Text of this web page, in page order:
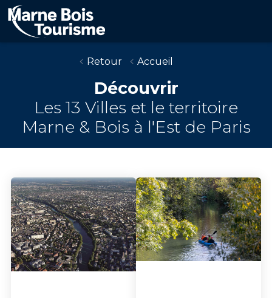
Aller
au
contenu
principal
Retour
Accueil
Découvrir
Les 13 Villes et le territoire
Marne & Bois à l'Est de Paris